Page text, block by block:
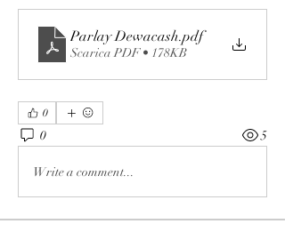
Parlay Dewacash.pdf
Scarica PDF • 178KB
0
0 5
Write a comment...